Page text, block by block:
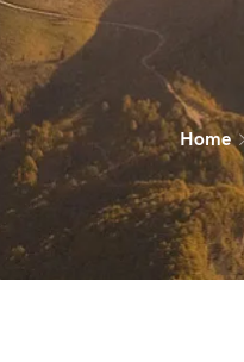
Home